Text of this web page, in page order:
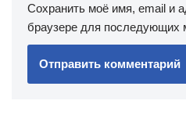
Сохранить моё имя, email и
браузере для последующих